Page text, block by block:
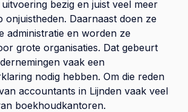
bezig en juist veel meer
onjuistheden. Daarnaast doen ze
administratie en worden ze
grote organisaties. Dat gebeurt
vaak een
nodig hebben. Om die reden
accountants in Lijnden vaak veel
boekhoudkantoren.